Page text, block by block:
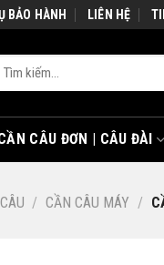
BẢO HÀNH LIÊN HỆ
CÂU ĐƠN | CÂU ĐÀI
/ CẦN CÂU MÁY /